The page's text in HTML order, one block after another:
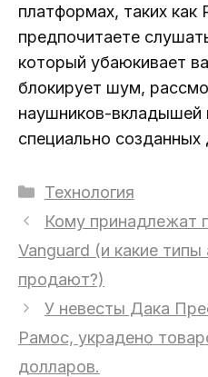
платформах, таких как
предпочитаете
который убаюкивает
блокирует шум,
наушников-вкладышей
специально созданных
Рубрики
Технология
Кому принадлежат
Vanguard (и какие
продают?)
У невесты Дака
Рамос, украдено
долларов.